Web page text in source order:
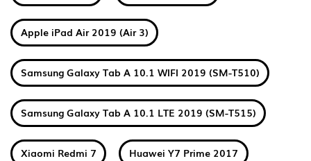
Apple iPad Air 2019 (Air 3)
Samsung Galaxy Tab A 10.1 WIFI 2019 (SM-T510)
Samsung Galaxy Tab A 10.1 LTE 2019 (SM-T515)
Xiaomi Redmi 7 Huawei Y7 Prime 2017